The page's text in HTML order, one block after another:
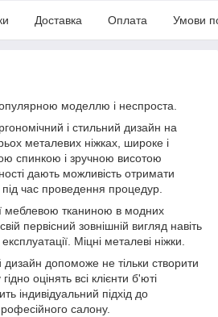
Доставка Оплата Умови
моделлю і неспроста.
і стильний дизайн на
металевих ніжках, широке і
спинкою і зручною висотою
дають можливість отримати
час проведення процедур.
меблевою тканиною в модних
первісний зовнішній вигляд навіть
Міцні металеві ніжки.
дизайн допоможе не тільки створити
оцінять всі клієнти б'юті
індивідуальний підхід до
салону.